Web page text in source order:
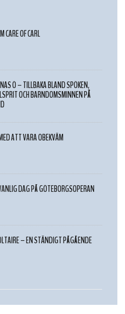
CARE OF CARL
Ö – TILLBAKA BLAND SPÖKEN,
OCH BARNDOMSMINNEN PÅ
ATT VARA OBEKVÄM
DAG PÅ GÖTEBORGSOPERAN
– EN STÄNDIGT PÅGÅENDE